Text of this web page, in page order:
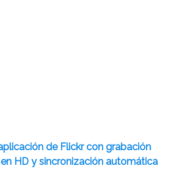
de Flickr con grabación
HD y sincronización automática